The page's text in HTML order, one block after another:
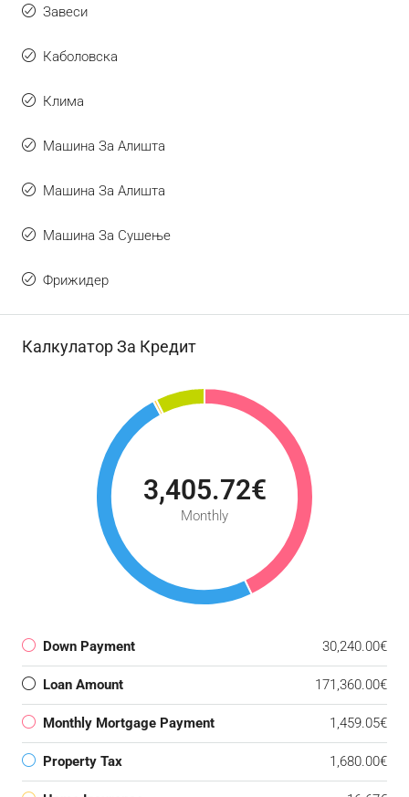
Завеси
Каболовска
Клима
Машина За Алишта
Машина За Алишта
Машина За Сушење
Фрижидер
Калкулатор За Кредит
3,405.72€
Monthly
Down Payment 30,240.00€
Loan Amount 171,360.00€
Monthly Mortgage Payment 1,459.05€
Property Tax 1,680.00€